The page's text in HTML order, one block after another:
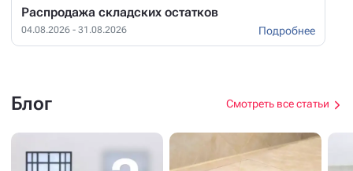
Распродажа складских остатков
04.08.2026 - 31.08.2026 Подробнее
Блог Смотреть все статьи